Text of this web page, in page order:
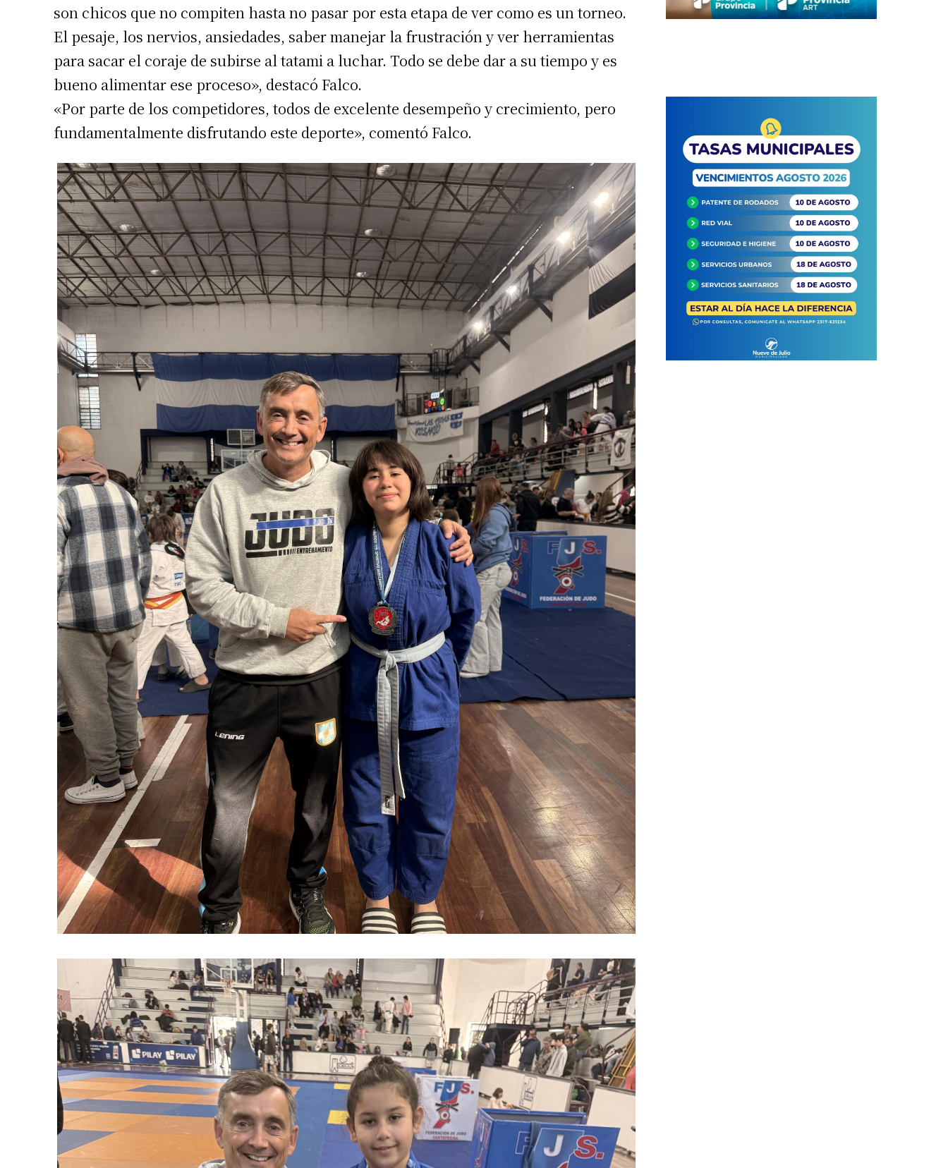
Dirección de correo electrónico
Nombre
Apellidos
Número de teléfono
son chicos que no compiten hasta no pasar por esta etapa de ver como es un torneo.
El pesaje, los nervios, ansiedades, saber manejar la frustración y ver herramientas
para sacar el coraje de subirse al tatami a luchar. Todo se debe dar a su tiempo y es
bueno alimentar ese proceso», destacó Falco.
«Por parte de los competidores, todos de excelente desempeño y crecimiento, pero
fundamentalmente disfrutando este deporte», comentó Falco.